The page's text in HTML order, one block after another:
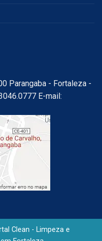
Parangaba - Fortaleza -
E-mail:
Clean - Limpeza e